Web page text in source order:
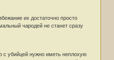
их достаточно просто
чародей не станет сразу
с убийцей нужно иметь неплохую